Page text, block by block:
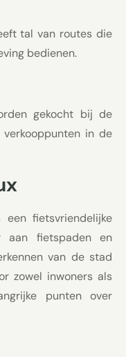
tal van routes die
bedienen.
gekocht bij de
in de
fietsvriendelijke
fietspaden en
van de stad
zowel inwoners als
punten over